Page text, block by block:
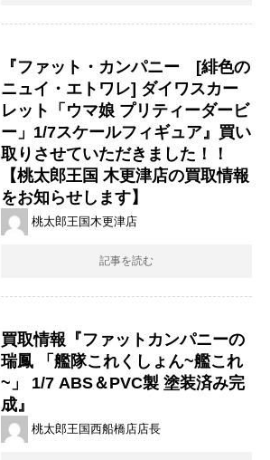
『ファット・カンパニー [緋色の
ニュイ・エトワレ] ダイワスカー
レット「ウマ娘 プリティーダービ
ー」1/7スケールフィギュア』買い
取りさせていただきました！！
【桃太郎王国 木更津店の買取情報
をお知らせします】
桃太郎王国木更津店
記事を読む
買取情報『ファットカンパニーの
瑞鳳 ​「艦隊これくしょん~艦これ
~」 ​1/7 ​ABS＆PVC製 ​塗装済み完
成』
桃太郎王国西船橋店店長